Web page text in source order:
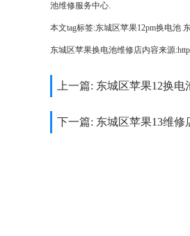
池维修服务中心.
本文tag标签:东城区苹果12pm换电池
东城区苹果换电池维修店内容来源
上一篇: 东城区苹果12换电
下一篇: 东城区苹果13维修